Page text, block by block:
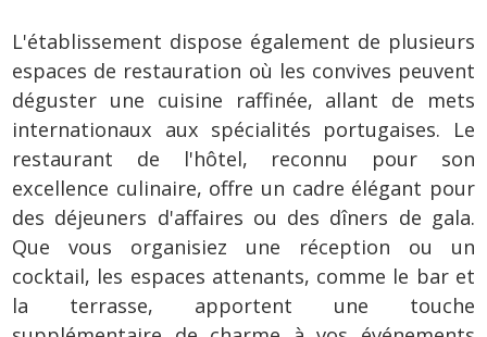
L'établissement dispose également de plusieurs
espaces de restauration où les convives peuvent
déguster une cuisine raffinée, allant de mets
internationaux aux spécialités portugaises. Le
restaurant de l'hôtel, reconnu pour son
excellence culinaire, offre un cadre élégant pour
des déjeuners d'affaires ou des dîners de gala.
Que vous organisiez une réception ou un
cocktail, les espaces attenants, comme le bar et
la terrasse, apportent une touche